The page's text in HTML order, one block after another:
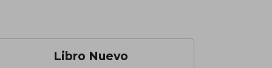
Libro Nuevo